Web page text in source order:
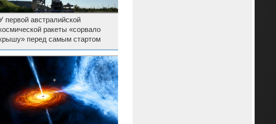
первой австралийской
ракеты «сорвало
перед самым стартом